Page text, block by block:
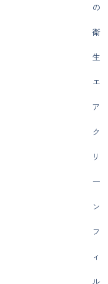
の
衛
生
エ
ア
ク
リ
ー
ン
フ
ィ
ル